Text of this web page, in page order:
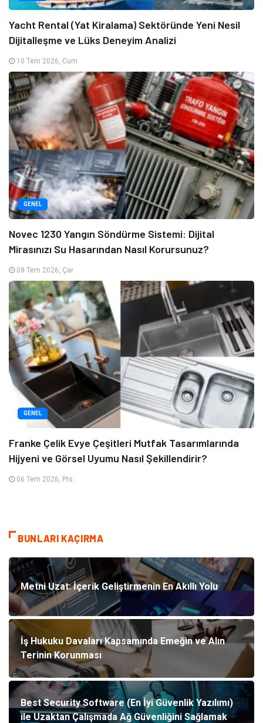
Yacht Rental (Yat Kiralama) Sektöründe Yeni Nesil
Dijitalleşme ve Lüks Deneyim Analizi
10 Tem 2026, Cum
GENEL
Novec 1230 Yangın Söndürme Sistemi: Dijital
Mirasınızı Su Hasarından Nasıl Korursunuz?
08 Tem 2026, Çar
GENEL
Franke Çelik Evye Çeşitleri Mutfak Tasarımlarında
Hijyeni ve Görsel Uyumu Nasıl Şekillendirir?
06 Tem 2026, Pts
BUNLARI KAÇIRMA
Metni Uzat: İçerik Geliştirmenin En Akıllı Yolu
İş Hukuku Davaları Kapsamında Emeğin ve Alın
Terinin Korunması
Best Security Software (En İyi Güvenlik Yazılımı)
ile Uzaktan Çalışmada Ağ Güvenliğini Sağlamak